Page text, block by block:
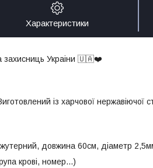
Характеристики
захисниць Украіни 🇺🇦❤️
із харчової
довжина 60см, діаметр
крові, номер...)